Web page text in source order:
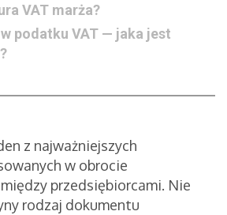
VAT marża?
podatku VAT — jaka jest
z najważniejszych
w obrocie
przedsiębiorcami. Nie
rodzaj dokumentu